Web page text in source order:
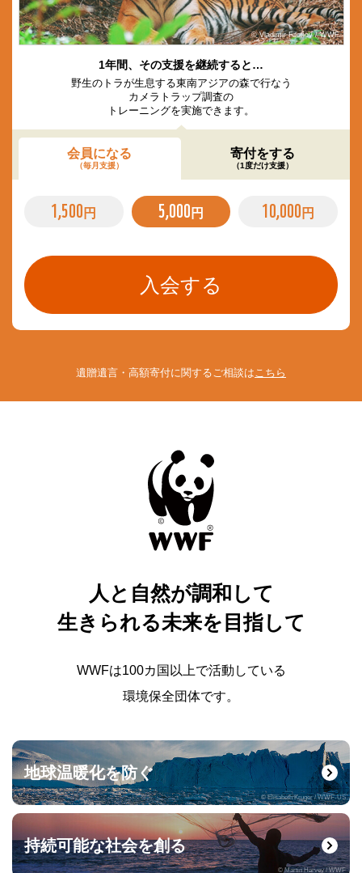
© Vladimir Filonov / WWF
1年間、その支援を継続すると…
野生のトラが生息する東南アジアの森で行なう
カメラトラップ調査の
トレーニングを実施できます。
会員になる
（毎月支援）
寄付をする
（1度だけ支援）
1,500 円 5,000 円 10,000 円
遺贈遺言・高額寄付に関するご相談は こちら
人と自然が調和して
生きられる未来を目指して
WWFは100カ国以上で活動している
環境保全団体です。
地球温暖化を防ぐ
© Elisabeth Kruger / WWF-US
持続可能な社会を創る
© Martin Harvey / WWF